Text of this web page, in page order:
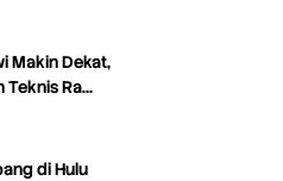
Makin Dekat,
Teknis Ra…
di Hulu